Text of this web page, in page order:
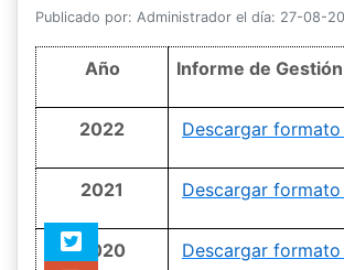
Publicado por: Administrador el día: 27-08-
Año Informe de Gestión
2022 Descargar formato
2021 Descargar formato
2020 Descargar formato